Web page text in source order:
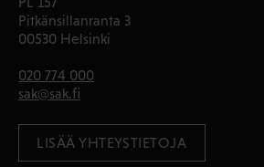
Pitkänsillanranta 3
00530 Helsinki
020 774 000
sak@sak.fi
LISÄÄ YHTEYSTIETOJA